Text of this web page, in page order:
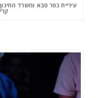
עיריית כפר סבא ומשרד